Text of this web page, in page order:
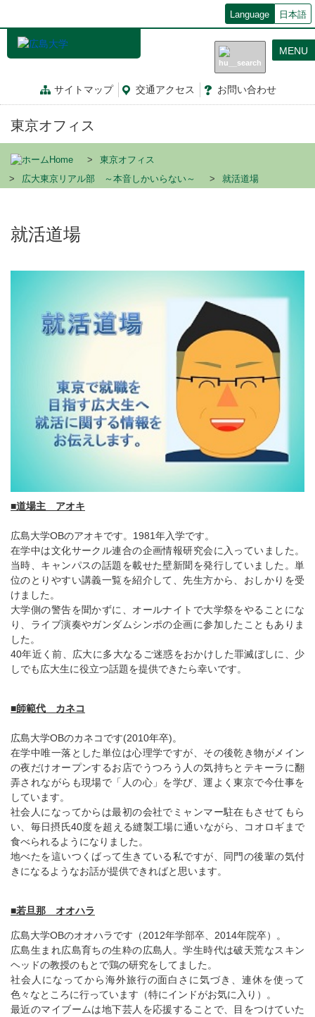
Language 日本語
サイトマップ 交通アクセス お問い合わせ
MENU
東京オフィス
Home
東京オフィス
広大東京リアル部 ～本音しかいらない～
就活道場
就活道場
■道場主 アオキ
広島大学OBのアオキです。1981年入学です。
在学中は文化サークル連合の企画情報研究会に入っていました。
当時、キャンパスの話題を載せた壁新聞を発行していました。単
位のとりやすい講義一覧を紹介して、先生方から、おしかりを受
けました。
大学側の警告を聞かずに、オールナイトで大学祭をやることにな
り、ライブ演奏やガンダムシンポの企画に参加したこともありま
した。
40年近く前、広大に多大なるご迷惑をおかけした罪滅ぼしに、少
しでも広大生に役立つ話題を提供できたら幸いです。
■師範代 カネコ
広島大学OBのカネコです(2010年卒)。
在学中唯一落とした単位は心理学ですが、その後乾き物がメイン
の夜だけオープンするお店でうつろう人の気持ちとテキーラに翻
弄されながらも現場で「人の心」を学び、運よく東京で今仕事を
しています。
社会人になってからは最初の会社でミャンマー駐在もさせてもら
い、毎日摂氏40度を超える縫製工場に通いながら、コオロギまで
食べられるようになりました。
地べたを這いつくばって生きている私ですが、同門の後輩の気付
きになるようなお話が提供できればと思います。
■若旦那 オオハラ
広島大学OBのオオハラです（2012年学部卒、2014年院卒）。
広島生まれ広島育ちの生粋の広島人。学生時代は破天荒なスキン
ヘッドの教授のもとで鶏の研究をしてました。
社会人になってから海外旅行の面白さに気づき、連休を使って
色々なところに行っています（特にインドがお気に入り）。
最近のマイブームは地下芸人を応援することで、目をつけていた